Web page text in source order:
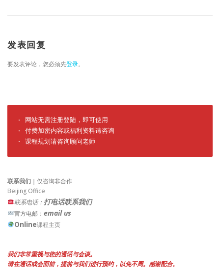
发表回复
要发表评论，您必须先登录。
· 网站无需注册登陆，即可使用
· 付费加密内容或福利资料请咨询
· 课程规划请咨询顾问老师
联系我们 ｜仅咨询非合作
Beijing Office
联系电话： 打电话联系我们
官方电邮： email us
Online课程主页
我们非常重视与您的通话与会谈。
请在通话或会面前，提前与我们进行预约，以免不周。感谢配合。